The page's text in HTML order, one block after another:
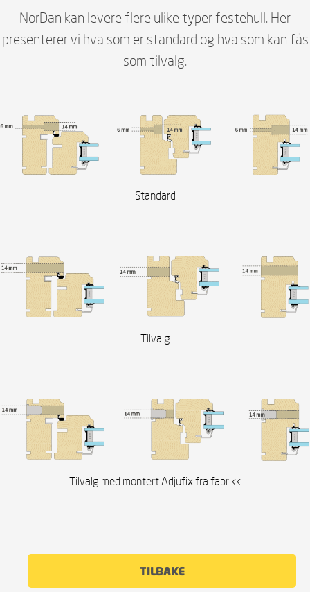
NorDan kan levere flere ulike typer festehull. Her
presenterer vi hva som er standard og hva som kan fås
som tilvalg.
Standard
Tilvalg
Tilvalg med montert Adjufix fra fabrikk
TILBAKE